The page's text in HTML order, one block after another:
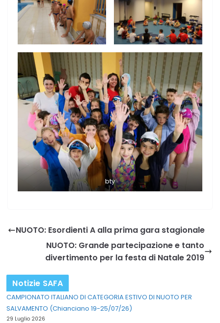
bty
NUOTO: Esordienti A alla prima gara stagionale
NUOTO: Grande partecipazione e tanto
divertimento per la festa di Natale 2019
Notizie SAFA
CAMPIONATO ITALIANO DI CATEGORIA ESTIVO DI NUOTO PER
SALVAMENTO (Chianciano 19-25/07/26)
29 Luglio 2026